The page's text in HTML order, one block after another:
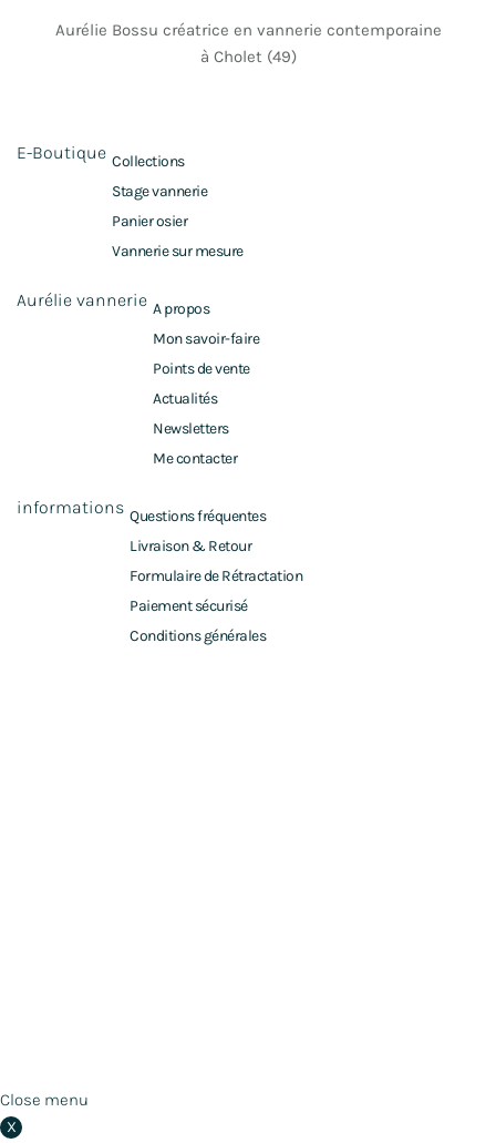
Aurélie Bossu créatrice en vannerie contemporaine
à Cholet (49)
E-Boutique Collections
Stage vannerie
Panier osier
Vannerie sur mesure
Aurélie vannerie A propos
Mon savoir-faire
Points de vente
Actualités
Newsletters
Me contacter
informations Questions fréquentes
Livraison & Retour
Formulaire de Rétractation
Paiement sécurisé
Conditions générales
Close menu
X